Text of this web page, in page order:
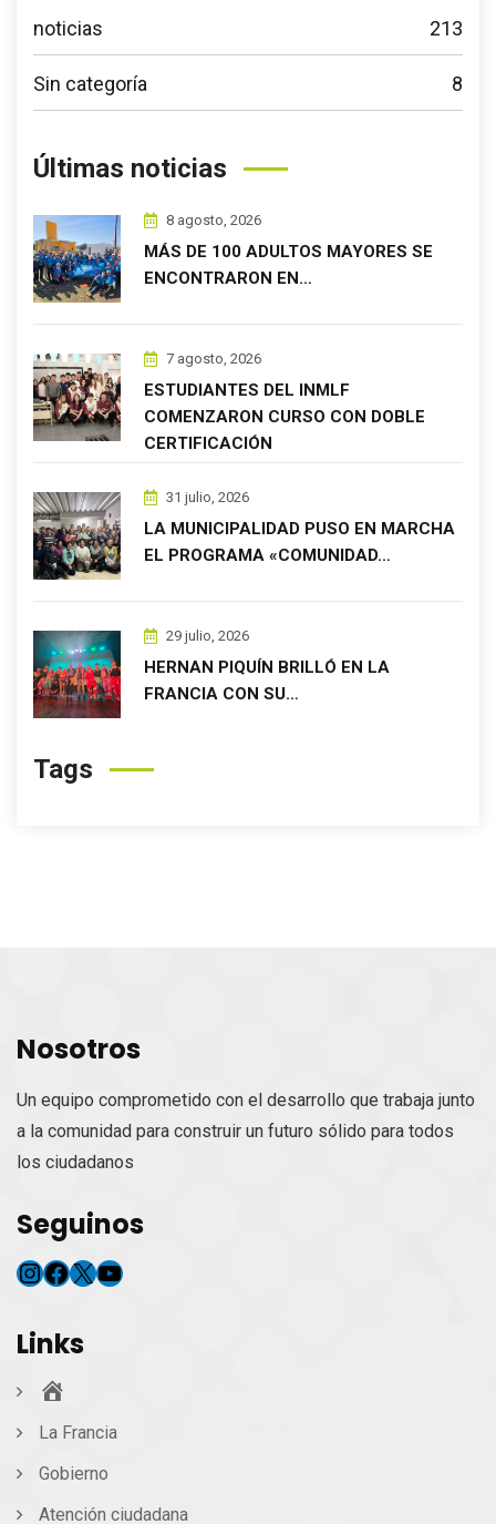
noticias 213
Sin categoría 8
Últimas noticias
8 agosto, 2026
MÁS DE 100 ADULTOS MAYORES SE
ENCONTRARON EN…
7 agosto, 2026
ESTUDIANTES DEL INMLF
COMENZARON CURSO CON DOBLE
CERTIFICACIÓN
31 julio, 2026
LA MUNICIPALIDAD PUSO EN MARCHA
EL PROGRAMA «COMUNIDAD…
29 julio, 2026
HERNAN PIQUÍN BRILLÓ EN LA
FRANCIA CON SU…
Tags
Nosotros
Un equipo comprometido con el desarrollo que trabaja junto
a la comunidad para construir un futuro sólido para todos
los ciudadanos
Seguinos
Instagram
Facebook
X YouTube
Links
La Francia
Gobierno
Atención ciudadana